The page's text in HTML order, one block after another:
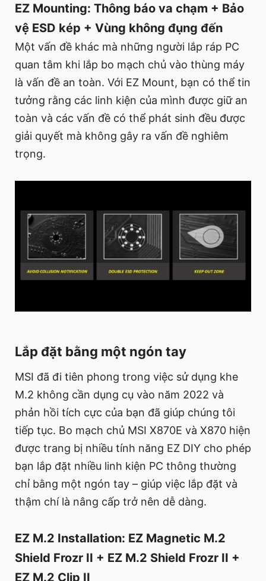
EZ Mounting: Thông báo va chạm + Bảo
vệ ESD kép + Vùng không đụng đến
Một vấn đề khác mà những người lắp ráp PC
quan tâm khi lắp bo mạch chủ vào thùng máy
là vấn đề an toàn. Với EZ Mount, bạn có thể tin
tưởng rằng các linh kiện của mình được giữ an
toàn và các vấn đề có thể phát sinh đều được
giải quyết mà không gây ra vấn đề nghiêm
trọng.
Lắp đặt bằng một ngón tay
MSI đã đi tiên phong trong việc sử dụng khe
M.2 không cần dụng cụ vào năm 2022 và
phản hồi tích cực của bạn đã giúp chúng tôi
tiếp tục. Bo mạch chủ MSI X870E và X870 hiện
được trang bị nhiều tính năng EZ DIY cho phép
bạn lắp đặt nhiều linh kiện PC thông thường
chỉ bằng một ngón tay – giúp việc lắp đặt và
thậm chí là nâng cấp trở nên dễ dàng.
EZ M.2 Installation: EZ Magnetic M.2
Shield Frozr II + EZ M.2 Shield Frozr II +
EZ M.2 Clip II